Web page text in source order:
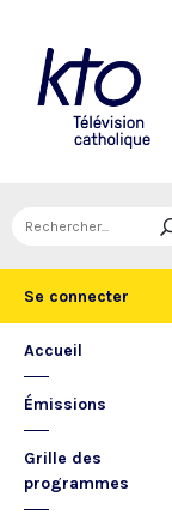
Se connecter
Accueil
Émissions
Grille des
programmes